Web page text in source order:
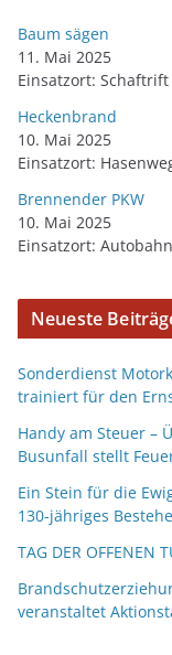
Baum sägen
11. Mai 2025
Einsatzort: Schaftrift
Heckenbrand
10. Mai 2025
Einsatzort:
Brennender PKW
10. Mai 2025
Einsatzort:
Neueste
Sonderdienst
trainiert für den
Handy am Steuer –
Busunfall stellt
Ein Stein für die
130-jähriges
TAG DER OFFENEN
veranstaltet